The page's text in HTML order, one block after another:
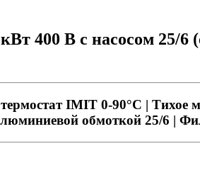
400 В c насосом 25/
IMIT 0-90°С | Тихое
обмоткой 25/6 |